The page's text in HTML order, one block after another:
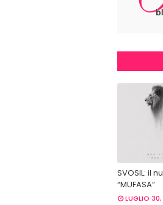
SVOSIL: il
“MUFASA”
LUGLIO